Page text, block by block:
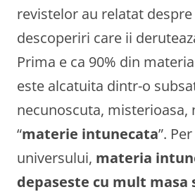
revistelor au relatat
descoperiri care ii
Prima e ca 90% din
este alcatuita dintr-o
necunoscuta, misterioasa,
“materie intunecata”.
universului, materia
depaseste cu mult masa